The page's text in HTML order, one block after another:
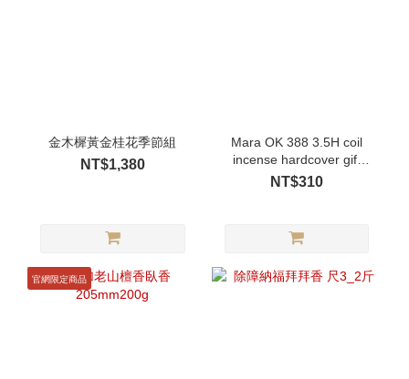
金木樨黃金桂花季節組
NT$1,380
Mara OK 388 3.5H coil
incense hardcover gift
box
NT$310
官網限定商品